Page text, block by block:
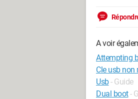
Je ne
d'avance
A voir
Attempting
Cle usb non
Usb- Guide
Dual boot-